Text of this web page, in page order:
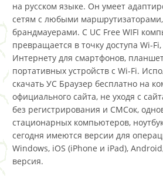
на русском языке. Он умеет
сетям с любыми
брандмауерами. С UC Free WIFI
превращается в точку доступа Wi-
Интернету для смартфонов,
портативных устройств с Wi-Fi.
скачать УС Браузер бесплатно на
официального сайта, не уходя с
без регистрирования и СМСок,
стационарных компьютеров,
сегодня имеются версии для
Windows, iOS (iPhone и iPad),
версия.